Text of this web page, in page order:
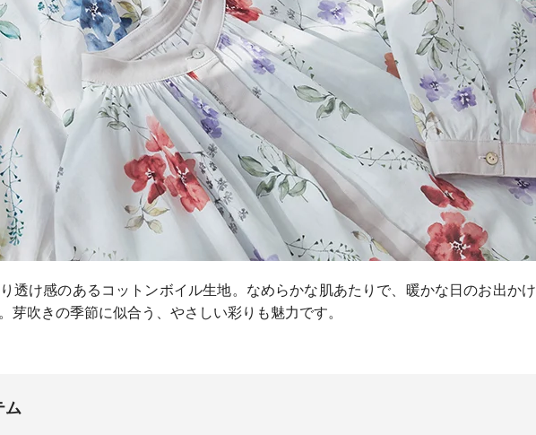
透け感のあるコットンボイル生地。なめらかな肌あたりで、暖かな日のお出かけ
芽吹きの季節に似合う、やさしい彩りも魅力です。
ム